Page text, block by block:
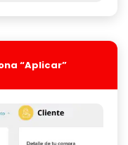
“Aplicar”